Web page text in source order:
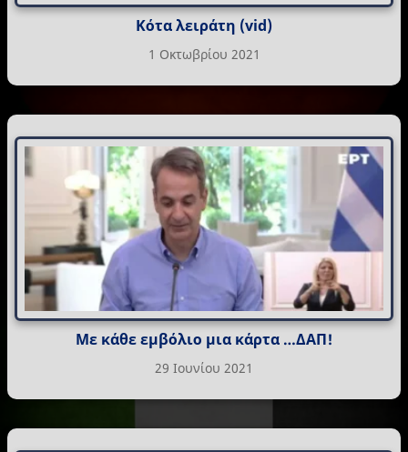
Κότα λειράτη (vid)
1 Οκτωβρίου 2021
Με κάθε εμβόλιο μια κάρτα …ΔΑΠ!
29 Ιουνίου 2021